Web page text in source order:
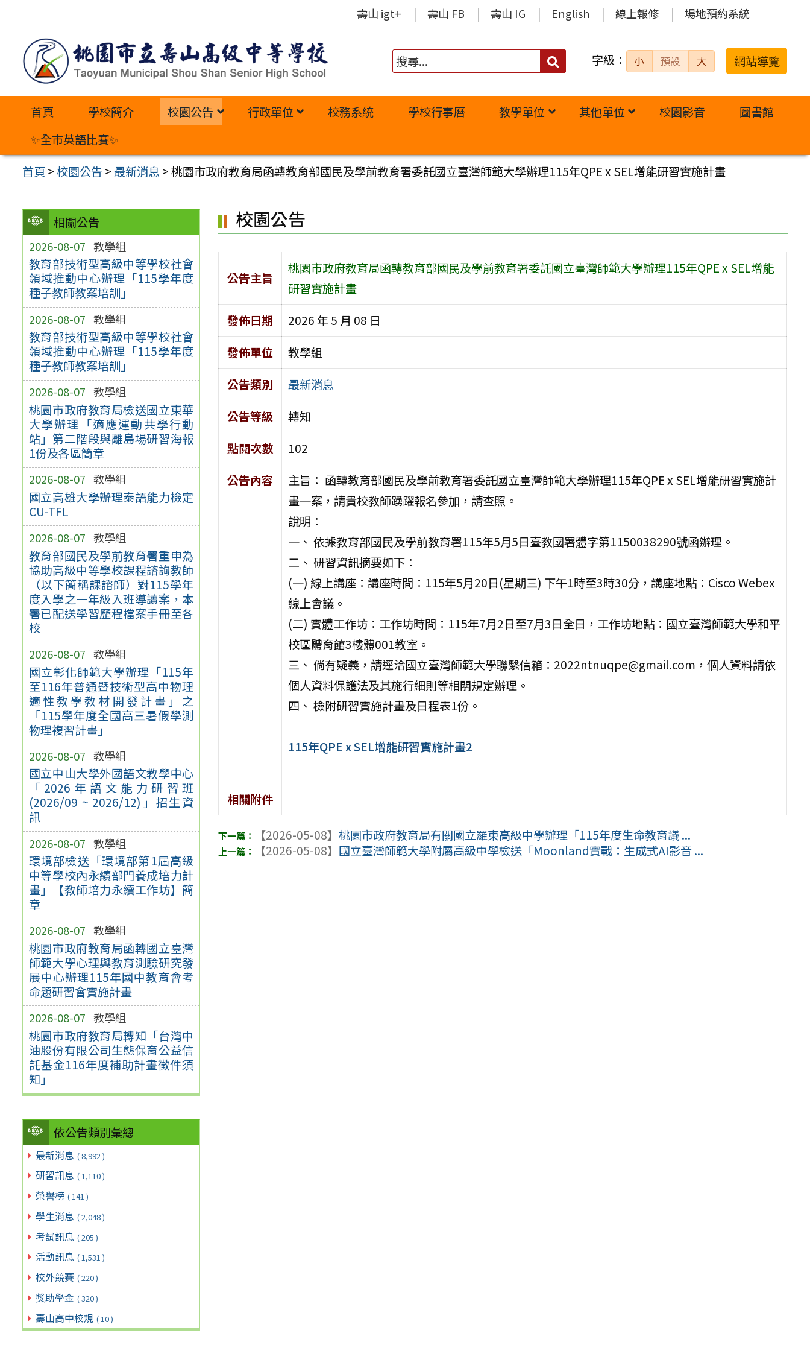
內
壽山 igt+ 壽山 FB 壽山 IG English 線上報修 場地預約系統
搜
字級： 小 預設 大 網站導覽
首頁 學校簡介 校園公告 行政單位 校務系統 學校行事曆 教學單位 其他單位 校園影音
圖書館
✨全市英語比賽✨
首頁 >校園公告 >最新消息 >桃園市政府教育局函轉教育部國民及學前教育署委託國立臺灣師範大學辦理115年QPE x SEL增能研習實施計畫
相關公告
2026-08-07 教學組
教育部技術型高級中等學校社會
領域推動中心辦理「115學年度
種子教師教案培訓」
2026-08-07 教學組
教育部技術型高級中等學校社會
領域推動中心辦理「115學年度
種子教師教案培訓」
2026-08-07 教學組
桃園市政府教育局檢送國立東華
大學辦理「適應運動共學行動
站」第二階段與離島場研習海報
1份及各區簡章
2026-08-07 教學組
國立高雄大學辦理泰語能力檢定
CU-TFL
2026-08-07 教學組
教育部國民及學前教育署重申為
協助高級中等學校課程諮詢教師
（以下簡稱課諮師）對115學年
度入學之一年級入班導讀案，本
署已配送學習歷程檔案手冊至各
校
2026-08-07 教學組
國立彰化師範大學辦理「115年
至116年普通暨技術型高中物理
適性教學教材開發計畫」之
「115學年度全國高三暑假學測
物理複習計畫」
2026-08-07 教學組
國立中山大學外國語文教學中心
「2026年語文能力研習班
(2026/09 ~ 2026/12)」招生資
訊
2026-08-07 教學組
環境部檢送「環境部第1屆高級
中等學校內永續部門養成培力計
畫」【教師培力永續工作坊】簡
章
2026-08-07 教學組
桃園市政府教育局函轉國立臺灣
師範大學心理與教育測驗研究發
展中心辦理115年國中教育會考
命題研習會實施計畫
2026-08-07 教學組
桃園市政府教育局轉知「台灣中
油股份有限公司生態保育公益信
託基金116年度補助計畫徵件須
知」
依公告類別彙總
最新消息 ( 8,992 )
研習訊息 ( 1,110 )
榮譽榜 ( 141 )
學生消息 ( 2,048 )
考試訊息 ( 205 )
活動訊息 ( 1,531 )
校外競賽 ( 220 )
獎助學金 ( 320 )
壽山高中校規 ( 10 )
校園公告
公告主旨
桃園市政府教育局函轉教育部國民及學前教育署委託國立臺灣師範大學辦理115年QPE x SEL增能
研習實施計畫
發佈日期
2026 年 5 月 08 日
發佈單位
教學組
公告類別
最新消息
公告等級
轉知
點閱次數
102
公告內容
主旨： 函轉教育部國民及學前教育署委託國立臺灣師範大學辦理115年QPE x SEL增能研習實施計
畫一案，請貴校教師踴躍報名參加，請查照。
說明：
一、 依據教育部國民及學前教育署115年5月5日臺教國署體字第1150038290號函辦理。
二、 研習資訊摘要如下：
(一) 線上講座：講座時間：115年5月20日(星期三) 下午1時至3時30分，講座地點：Cisco Webex
線上會議。
(二) 實體工作坊：工作坊時間：115年7月2日至7月3日全日，工作坊地點：國立臺灣師範大學和平
校區體育館3樓體001教室。
三、 倘有疑義，請逕洽國立臺灣師範大學聯繫信箱：2022ntnuqpe@gmail.com，個人資料請依
個人資料保護法及其施行細則等相關規定辦理。
四、 檢附研習實施計畫及日程表1份。
115年QPE x SEL增能研習實施計畫2
相關附件
【2026-05-08】桃園市政府教育局有關國立羅東高級中學辦理「115年度生命教育議 ...
【2026-05-08】 國立臺灣師範大學附屬高級中學檢送「Moonland實戰：生成式AI影音 ...